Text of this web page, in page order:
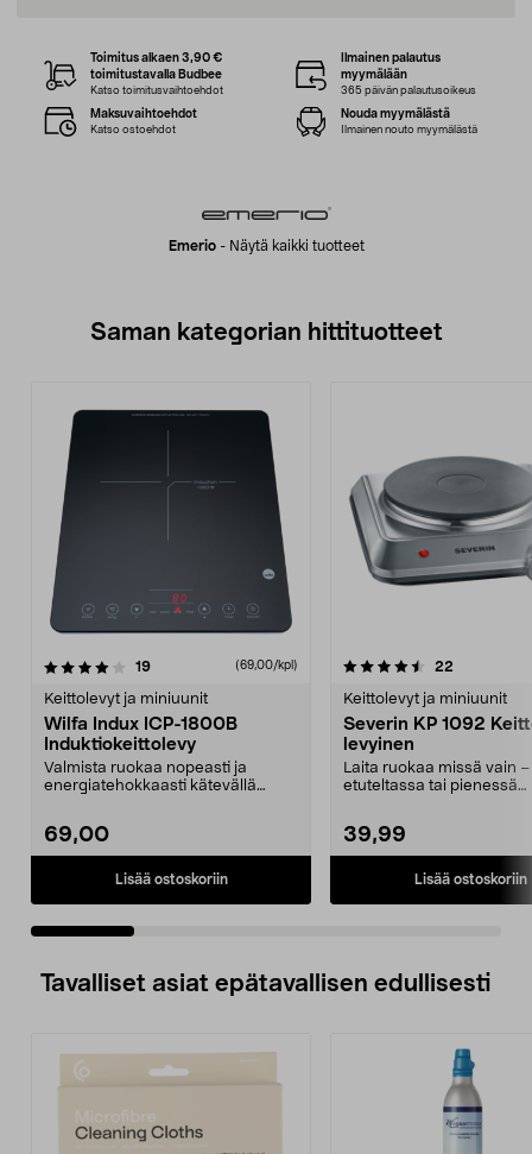
Emerio- Näytä kaikki tuotteet
Toimitus alkaen 3,90 €
toimitustavalla Budbee
Katso toimitusvaihtoehdot
Ilmainen palautus
myymälään
365 päivän palautusoikeus
Maksuvaihtoehdot
Katso ostoehdot
Nouda myymälästä
Ilmainen nouto myymälästä
Saman kategorian hittituotteet
19arvostelut (69,00/kpl)
Keittolevyt ja miniuunit
Wilfa Indux ICP-1800B
Induktiokeittolevy
Valmista ruokaa nopeasti ja
energiatehokkaasti kätevällä
69,00
Lisää ostoskoriin
4.5 viidestä
22
Keittolevyt ja miniuunit
Severin KP 1092
levyinen
Laita ruokaa missä vain
etuteltassa tai pienessä
39,99
Lisää ostoskoriin
4.0 viidestä
Tavalliset asiat epätavallisen edullisesti